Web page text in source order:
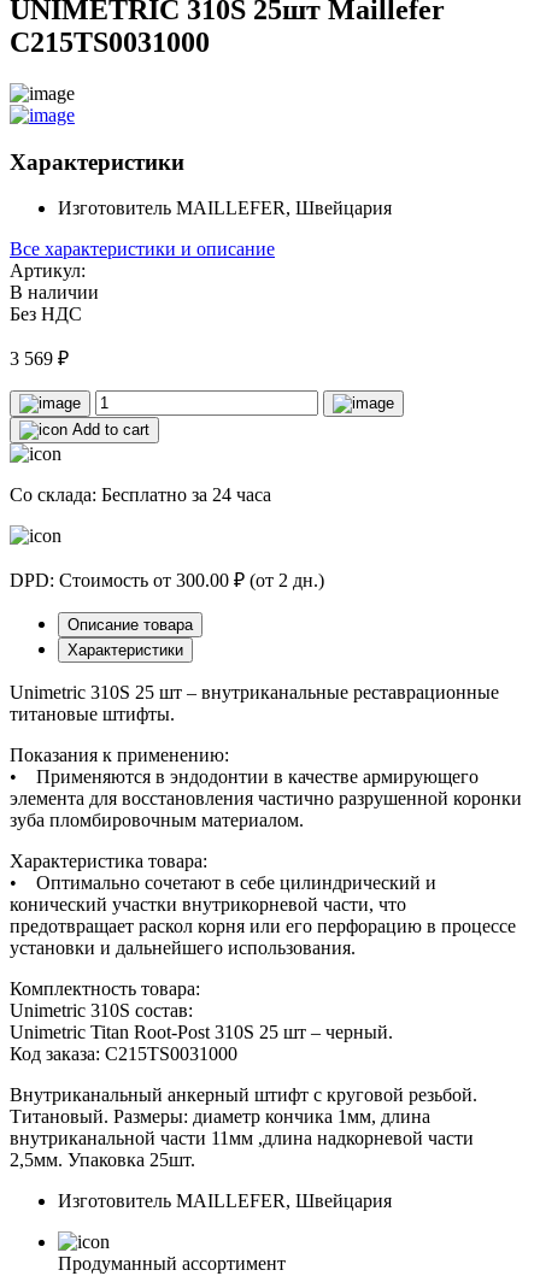
UNIMETRIC 310S 25шт Maillefer
C215TS0031000
Характеристики
Изготовитель MAILLEFER, Швейцария
Все характеристики и описание
Артикул:
В наличии
Без НДС
3 569 ₽
Add to cart
Со склада: Бесплатно за 24 часа
DPD: Стоимость от 300.00 ₽ (от 2 дн.)
Описание товара
Характеристики
Unimetric 310S 25 шт – внутриканальные реставрационные
титановые штифты.
Показания к применению:
• Применяются в эндодонтии в качестве армирующего
элемента для восстановления частично разрушенной коронки
зуба пломбировочным материалом.
Характеристика товара:
• Оптимально сочетают в себе цилиндрический и
конический участки внутрикорневой части, что
предотвращает раскол корня или его перфорацию в процессе
установки и дальнейшего использования.
Комплектность товара:
Unimetric 310S состав:
Unimetric Titan Root-Post 310S 25 шт – черный.
Код заказа: C215TS0031000
Внутриканальный анкерный штифт с круговой резьбой.
Титановый. Размеры: диаметр кончика 1мм, длина
внутриканальной части 11мм ,длина надкорневой части
2,5мм. Упаковка 25шт.
Изготовитель MAILLEFER, Швейцария
Продуманный ассортимент